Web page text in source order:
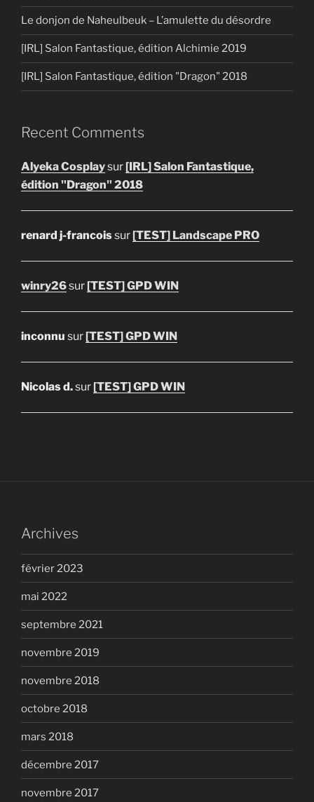
Le donjon de Naheulbeuk – L’amulette du désordre
[IRL] Salon Fantastique, édition Alchimie 2019
[IRL] Salon Fantastique, édition "Dragon" 2018
Recent Comments
Alyeka Cosplaysur [IRL] Salon Fantastique,
édition "Dragon" 2018
renard j-francoissur [TEST] Landscape PRO
winry26sur [TEST] GPD WIN
inconnu sur [TEST] GPD WIN
Nicolas d.sur [TEST] GPD WIN
Archives
février 2023
mai 2022
septembre 2021
novembre 2019
novembre 2018
octobre 2018
mars 2018
décembre 2017
novembre 2017